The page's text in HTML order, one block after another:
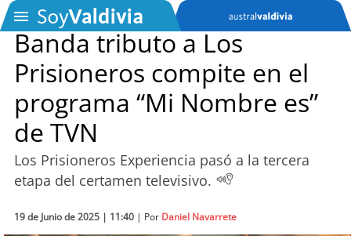
Podcast
Actualidad
Banda tributo a Los
Prisioneros compite en el
programa “Mi Nombre es”
de TVN
Los Prisioneros Experiencia pasó a la tercera
etapa del certamen televisivo.
19 de Junio de 2025 | 11:40 | Por Daniel Navarrete